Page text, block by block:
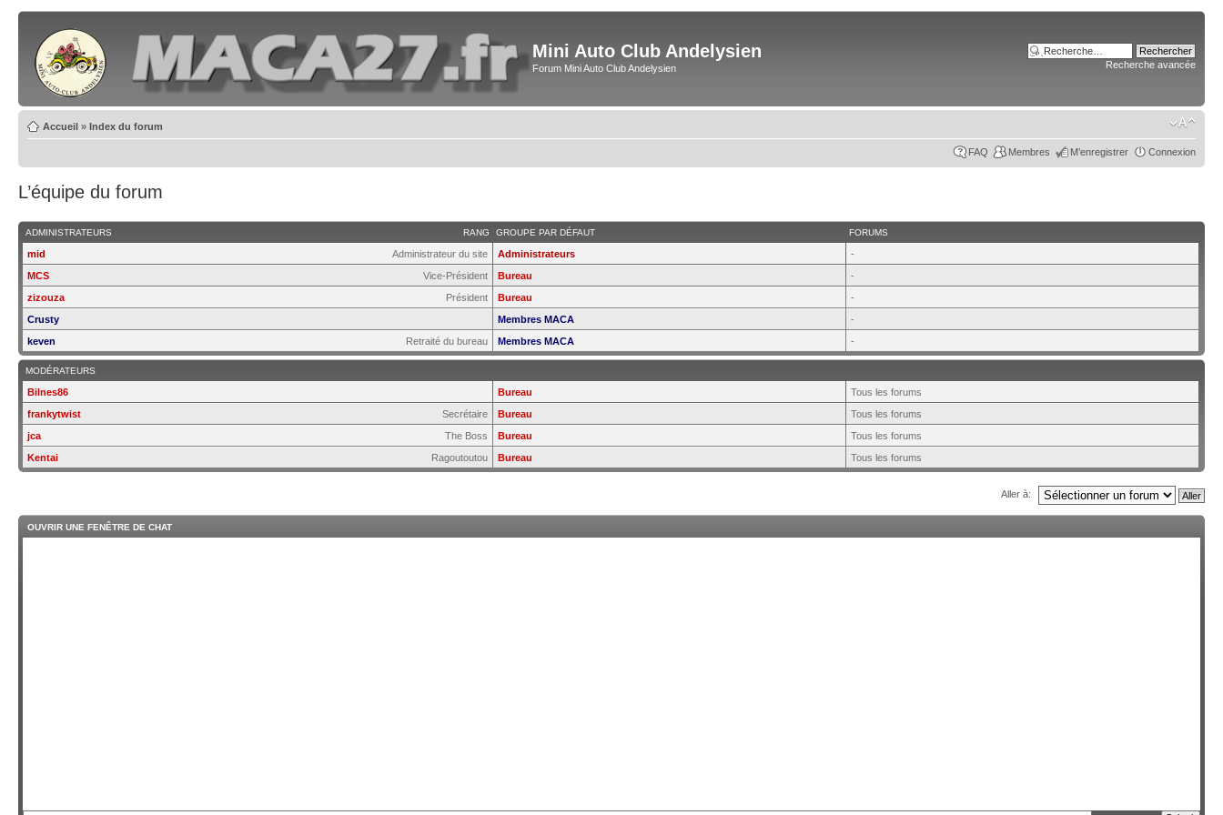
Mini Auto Club Andelysien
Forum Mini Auto Club Andelysien Recherche avancée
Accueil » Index du forum
FAQ Membres M’enregistrer Connexion
L’équipe du forum
RANG
ADMINISTRATEURS GROUPE PAR DÉFAUT FORUMS
Administrateur du site
mid Administrateurs
-
Vice-Président
MCS Bureau
-
Président
zizouza Bureau
-
Crusty
Membres MACA
-
Retraité du bureau
keven Membres MACA -
MODÉRATEURS
Bilnes86 Bureau
Tous les forums
Secrétaire
frankytwist Bureau
Tous les forums
The Boss
jca Bureau
Tous les forums
Ragoutoutou
Kentai Bureau Tous les forums
Aller à:
OUVRIR UNE FENÊTRE DE CHAT